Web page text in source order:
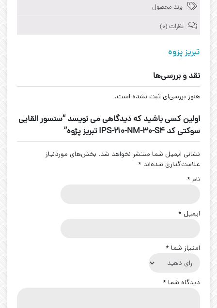
برند محصول
نظرات (0)
تبریز پزوه
نقد و بررسی‌ها
هنوز بررسی‌ای ثبت نشده است.
اولین کسی باشید که دیدگاهی می نویسد “سنسور القایی
سوکتی کد IPS-210-NM-30-S4 تبریز پژوه”
نشانی ایمیل شما منتشر نخواهد شد. بخش‌های موردنیاز
علامت‌گذاری شده‌اند *
نام *
ایمیل *
امتیاز شما *
دیدگاه شما *